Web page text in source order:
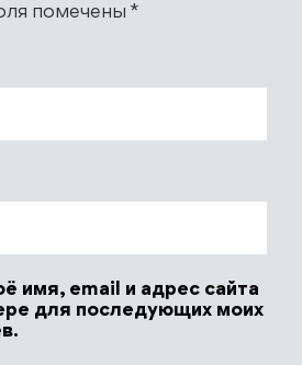
помечены *
имя, email и адрес сайта
для последующих моих